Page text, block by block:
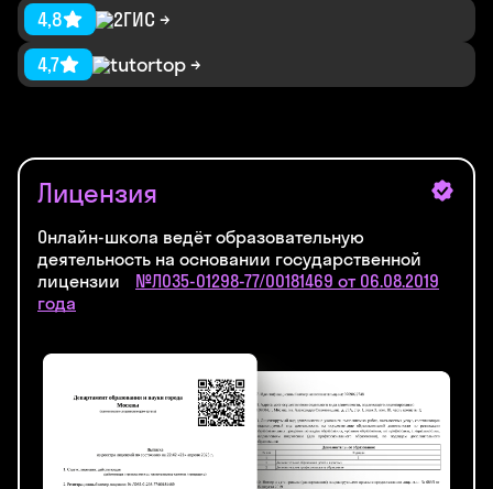
4,8
2ГИС
4,7
tutortop
Лицензия
Онлайн-школа ведёт образовательную
деятельность на основании государственной
лицензии №Л035‑01298-77/00181469 от 06.08.2019
года